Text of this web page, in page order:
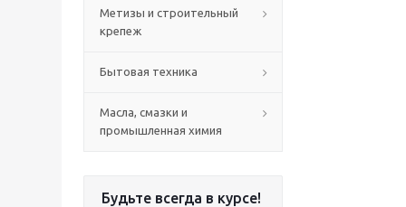
Метизы и строительный
крепеж
Бытовая техника
Масла, смазки и
промышленная химия
Будьте всегда в курсе!